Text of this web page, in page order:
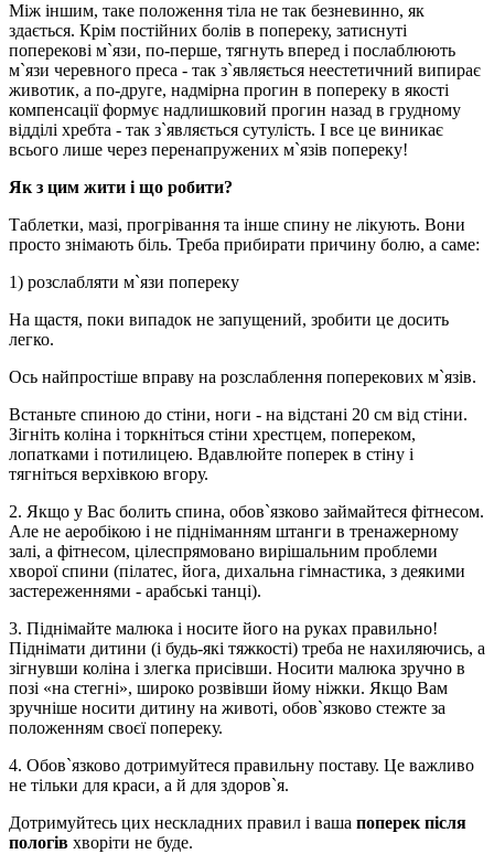
Між іншим, таке положення тіла не так безневинно, як
здається. Крім постійних болів в попереку, затиснуті
поперекові м`язи, по-перше, тягнуть вперед і послаблюють
м`язи черевного преса - так з`являється неестетичний випирає
животик, а по-друге, надмірна прогин в попереку в якості
компенсації формує надлишковий прогин назад в грудному
відділі хребта - так з`являється сутулість. І все це виникає
всього лише через перенапружених м`язів попереку!
Як з цим жити і що робити?
Таблетки, мазі, прогрівання та інше спину не лікують. Вони
просто знімають біль. Треба прибирати причину болю, а саме:
1) розслабляти м`язи попереку
На щастя, поки випадок не запущений, зробити це досить
легко.
Ось найпростіше вправу на розслаблення поперекових м`язів.
Встаньте спиною до стіни, ноги - на відстані 20 см від стіни.
Зігніть коліна і торкніться стіни хрестцем, попереком,
лопатками і потилицею. Вдавлюйте поперек в стіну і
тягніться верхівкою вгору.
2. Якщо у Вас болить спина, обов`язково займайтеся фітнесом.
Але не аеробікою і не підніманням штанги в тренажерному
залі, а фітнесом, цілеспрямовано вирішальним проблеми
хворої спини (пілатес, йога, дихальна гімнастика, з деякими
застереженнями - арабські танці).
3. Піднімайте малюка і носите його на руках правильно!
Піднімати дитини (і будь-які тяжкості) треба не нахиляючись, а
зігнувши коліна і злегка присівши. Носити малюка зручно в
позі «на стегні», широко розвівши йому ніжки. Якщо Вам
зручніше носити дитину на животі, обов`язково стежте за
положенням своєї попереку.
4. Обов`язково дотримуйтеся правильну поставу. Це важливо
не тільки для краси, а й для здоров`я.
Дотримуйтесь цих нескладних правил і ваша поперек після
пологів хворіти не буде.